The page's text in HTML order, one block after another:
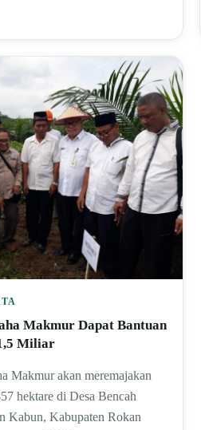
Makmur Dapat Bantuan
Miliar
Makmur akan meremajakan
hektare di Desa Bencah
Kabun, Kabupaten Rokan